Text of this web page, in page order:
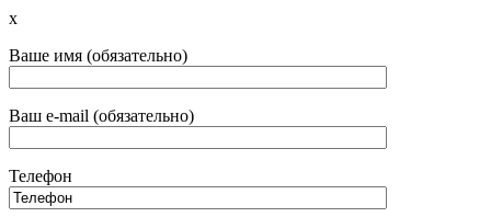
x
Ваше имя (обязательно)
Ваш e-mail (обязательно)
Телефон